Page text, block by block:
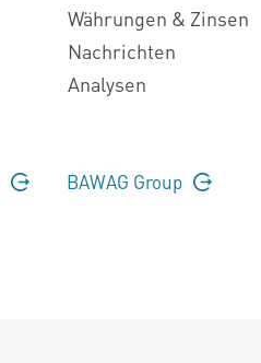
Währungen & Zinsen
Nachrichten
Analysen
BAWAG Group